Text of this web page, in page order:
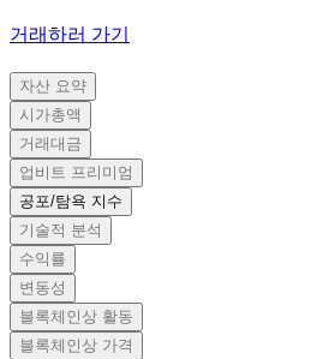
거래하러 가기
자산 요약
시가총액
거래대금
업비트 프리미엄
공포/탐욕 지수
기술적 분석
수익률
변동성
블록체인상 활동
블록체인상 가격